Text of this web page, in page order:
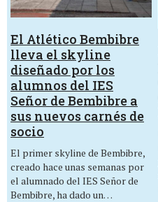
El Atlético Bembibre
lleva el skyline
diseñado por los
alumnos del IES
Señor de Bembibre a
sus nuevos carnés de
socio
El primer skyline de Bembibre,
creado hace unas semanas por
el alumnado del IES Señor de
Bembibre, ha dado un…